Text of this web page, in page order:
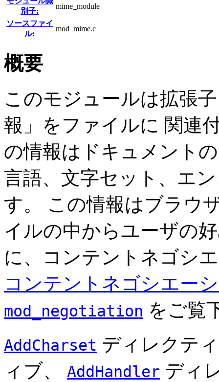
別子:
mime_module
ソースファイ
ル:
mod_mime.c
概要
このモジュールは拡張
報」をファイルに 関連
の情報はドキュメント
言語、文字セット、エ
す。 この情報はブラウ
イルの中からユーザの
に、コンテントネゴシ
コンテントネゴシエー
mod_negotiation をご覧
AddCharset ディレクテ
ィブ、 AddHandler ディ